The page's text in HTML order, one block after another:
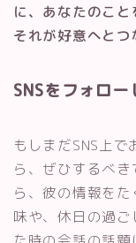
に、あなたのこと
それが好意へと
SNSをフォロー
もしまだSNS上
ら、ぜひするべ
ら、彼の情報を
味や、休日の過